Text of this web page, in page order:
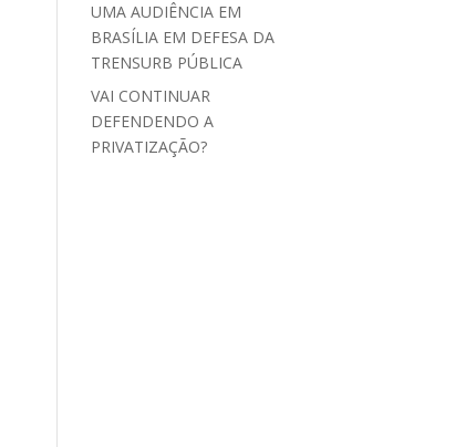
UMA AUDIÊNCIA EM
BRASÍLIA EM DEFESA DA
TRENSURB PÚBLICA
VAI CONTINUAR
DEFENDENDO A
PRIVATIZAÇÃO?